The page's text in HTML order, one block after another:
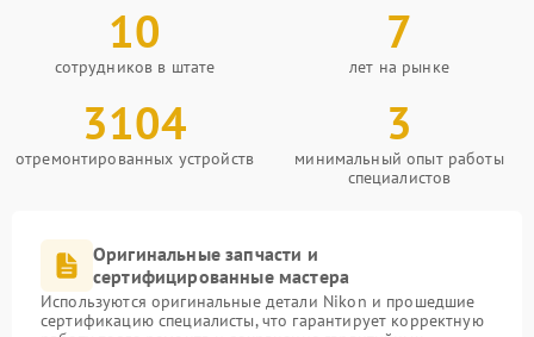
10
сотрудников в штате
7
лет на рынке
3104
отремонтированных устройств
3
минимальный опыт работы
специалистов
Оригинальные запчасти и
сертифицированные мастера
Используются оригинальные детали Nikon и прошедшие
сертификацию специалисты, что гарантирует корректную